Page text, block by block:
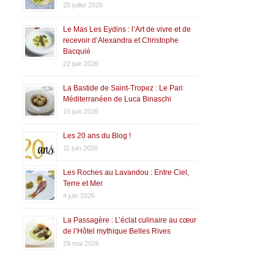
20 juillet 2026
Le Mas Les Eydins : l’Art de vivre et de
recevoir d’Alexandra et Christophe
Bacquié
22 juin 2026
La Bastide de Saint-Tropez : Le Pari
Méditerranéen de Luca Binaschi
16 juin 2026
Les 20 ans du Blog !
11 juin 2026
Les Roches au Lavandou : Entre Ciel,
Terre et Mer
4 juin 2026
La Passagère : L’éclat culinaire au cœur
de l’Hôtel mythique Belles Rives
29 mai 2026